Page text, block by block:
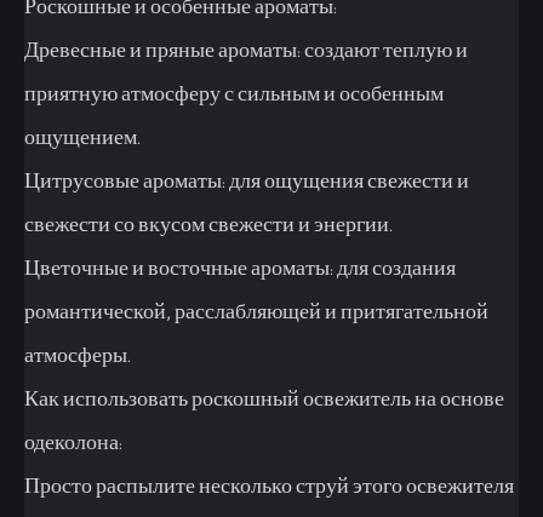
Роскошные и особенные ароматы:
Древесные и пряные ароматы: создают теплую и
приятную атмосферу с сильным и особенным
ощущением.
Цитрусовые ароматы: для ощущения свежести и
свежести со вкусом свежести и энергии.
Цветочные и восточные ароматы: для создания
романтической, расслабляющей и притягательной
атмосферы.
Как использовать роскошный освежитель на основе
одеколона:
Просто распылите несколько струй этого освежителя